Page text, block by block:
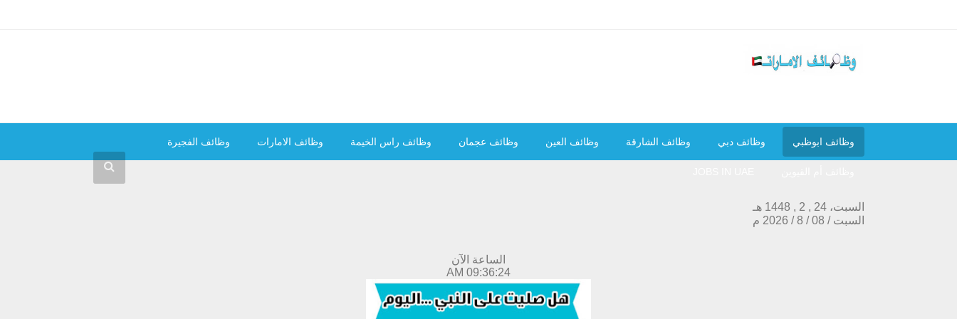
وظائف ابوظبي وظائف دبي وظائف الشارقة وظائف العين وظائف عجمان وظائف راس الخيمة وظائف الامارات وظائف الفجيرة
السبت، 24 , 2 , 1448 هـ
السبت /
08
/
8
/
2026 م
الساعة الآن
09:36:25 AM